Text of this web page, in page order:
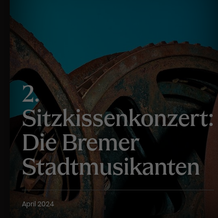
2.
Sitzkissenkonzert:
Die Bremer
Stadtmusikanten
April 2024